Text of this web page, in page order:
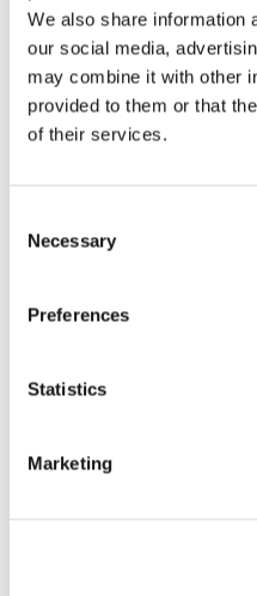
We also share information
our social media,
may combine it with other
provided to them or that
of their services.
Selection
Necessary
Preferences
Statistics
Marketing
Bostad
Brevlådan
Hbtqi
Hedersrelaterat våld